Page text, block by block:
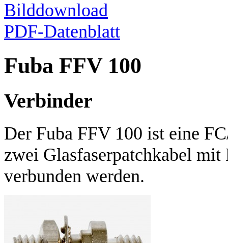
Bilddownload
PDF-Datenblatt
Fuba FFV 100
Verbinder
Der Fuba FFV 100 ist eine
zwei Glasfaserpatchkabel
verbunden werden.